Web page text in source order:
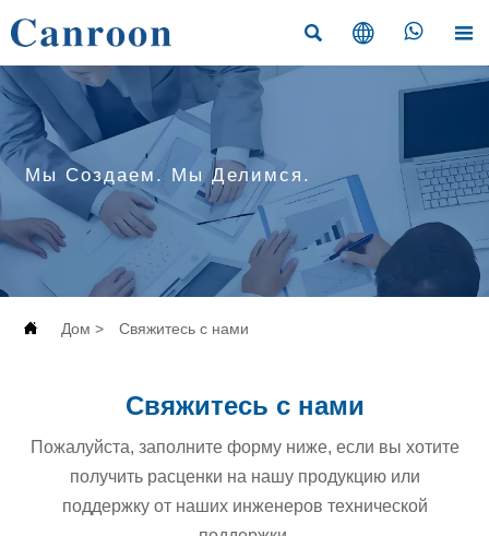
   
Мы Создаем. Мы Делимся.
 Дом > Свяжитесь с нами
Свяжитесь с нами
Пожалуйста, заполните форму ниже, если вы хотите
получить расценки на нашу продукцию или
поддержку от наших инженеров технической